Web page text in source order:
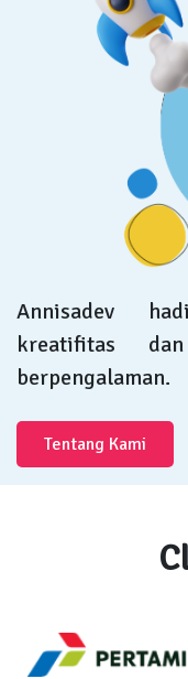
Annisadev
kreatifitas
berpengalaman.
Tentang Kami